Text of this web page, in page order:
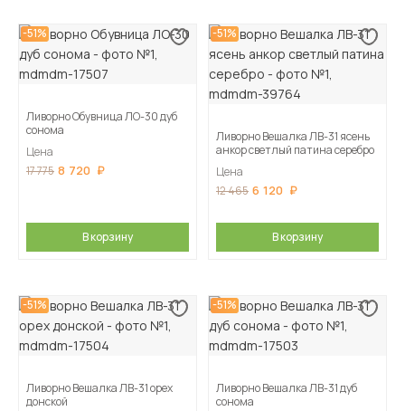
-51%
Ливорно Обувница ЛО-30 дуб
сонома
Цена
17 775 8 720
В корзину
-51%
Ливорно Вешалка ЛВ-31 ясень
анкор светлый патина серебро
Цена
12 465 6 120
В корзину
-51%
Ливорно Вешалка ЛВ-31 орех
донской
-51%
Ливорно Вешалка ЛВ-31 дуб
сонома